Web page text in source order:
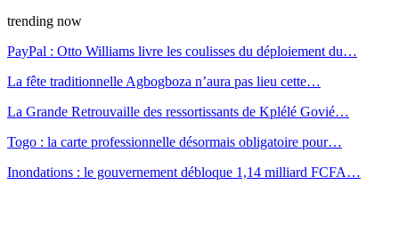
trending now
PayPal : Otto Williams livre les coulisses du déploiement du…
La fête traditionnelle Agbogboza n’aura pas lieu cette…
La Grande Retrouvaille des ressortissants de Kplélé Govié…
Togo : la carte professionnelle désormais obligatoire pour…
Inondations : le gouvernement débloque 1,14 milliard FCFA…